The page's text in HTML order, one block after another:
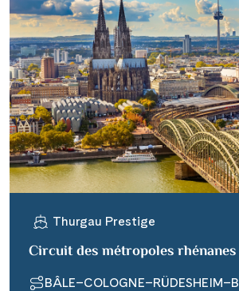
Facebook
Messenger
X
WhatsApp
per E-Mail senden
###
does not exist in object type
###
Thurgau Prestige
Circuit des métropoles rhénanes